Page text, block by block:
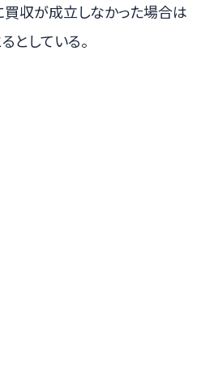
買収が成立しなかった場合は
としている。